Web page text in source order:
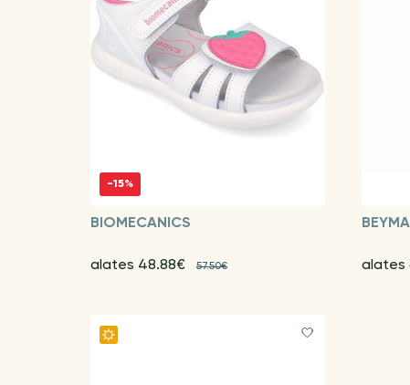
-15%
BIOMECANICS
alates 48.88€ 57.50€ alates